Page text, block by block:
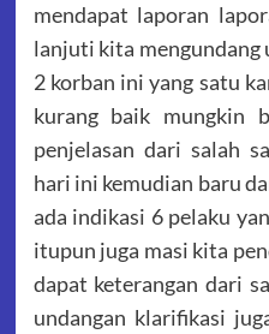
mendapat laporan
lanjuti kita
2 korban ini yang satu
kurang baik mungkin
penjelasan dari salah
hari ini kemudian baru
ada indikasi 6 pelaku
itupun juga masi kita
dapat keterangan dari
undangan klarifikasi